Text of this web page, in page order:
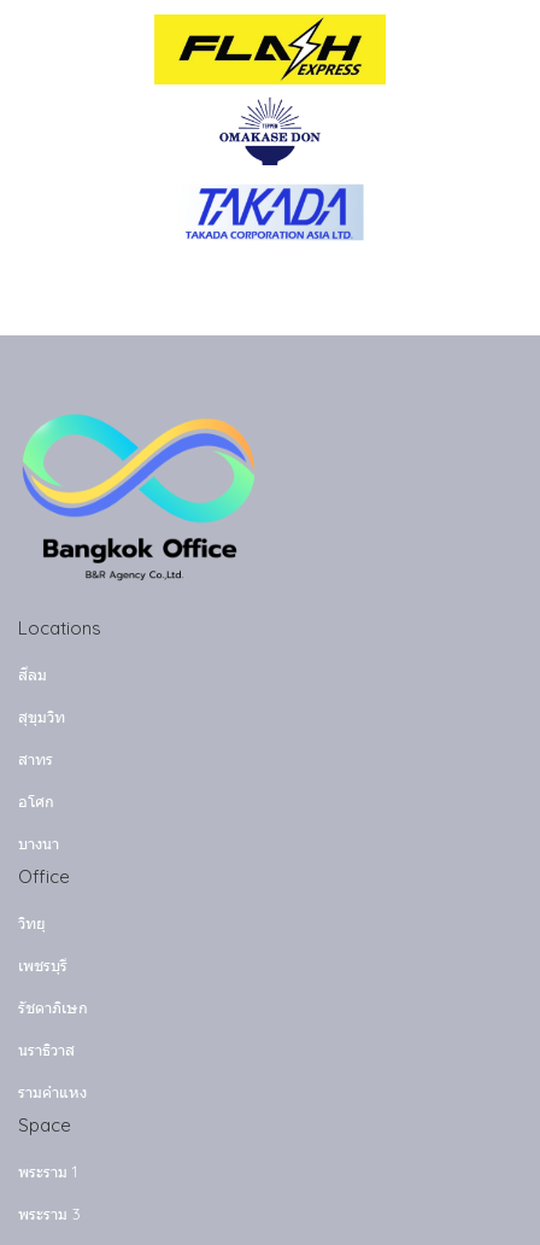
Locations
สีลม
สุขุมวิท
สาทร
อโศก
บางนา
Office
วิทยุ
เพชรบุรี
รัชดาภิเษก
นราธิวาส
รามคำแหง
Space
พระราม 1
พระราม 3